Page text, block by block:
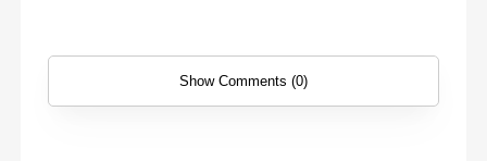
Show Comments (0)